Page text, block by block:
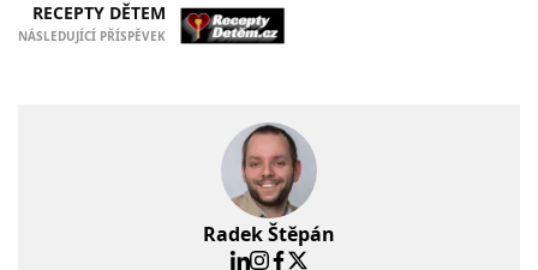
RECEPTY DĚTEM
NÁSLEDUJÍCÍ PŘÍSPĚVEK
Radek Štěpán